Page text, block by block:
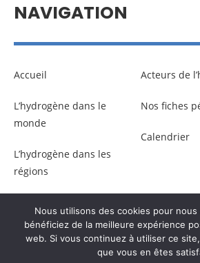
NAVIGATION
Accueil
L’hydrogène dans le
monde
L’hydrogène dans les
régions
Acteurs de
Nos fiches
Calendrier
© Copyright –
Nous utilisons des cookies pour
bénéficiez de la meilleure expérience
web. Si vous continuez à utiliser ce
que vous en êtes